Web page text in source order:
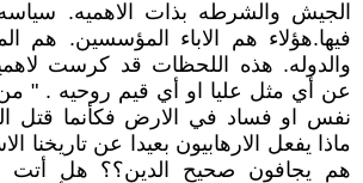
الجيش والشرطه بذات الاهميه.
فيها.هؤلاء هم الاباء المؤسسين. هم
والدوله. هذه اللحظات قد كرست
عن أي مثل عليا او أي قيم روحيه . "
نفس او فساد في الارض فكأنما قتل
ماذا يفعل الارهابيون بعيدا عن تاريخنا
هم يجافون صحيح الدين؟؟ هل أتت